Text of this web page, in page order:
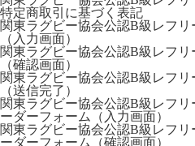
特定商取引に基づく表記
関東ラグビー協会公認B級レフ
（入力画面）
関東ラグビー協会公認B級レフ
（確認画面）
関東ラグビー協会公認B級レフ
（送信完了）
関東ラグビー協会公認B級レフ
ーダーフォーム（入力画面）
関東ラグビー協会公認B級レフ
ーダーフォーム（確認画面）